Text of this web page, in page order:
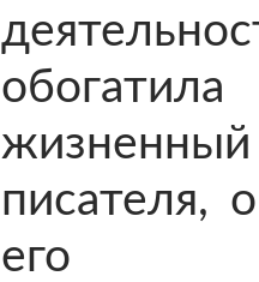
обогатила
писателя,
его